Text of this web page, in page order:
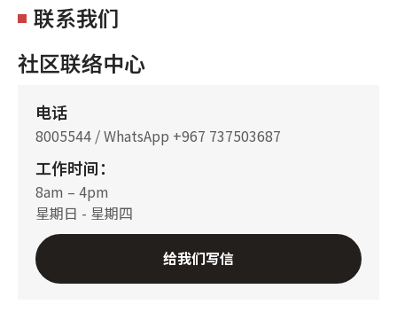
联系我们
社区联络中心
电话
8005544 / WhatsApp +967 737503687
工作时间：
8am – 4pm
星期日 - 星期四
给我们写信